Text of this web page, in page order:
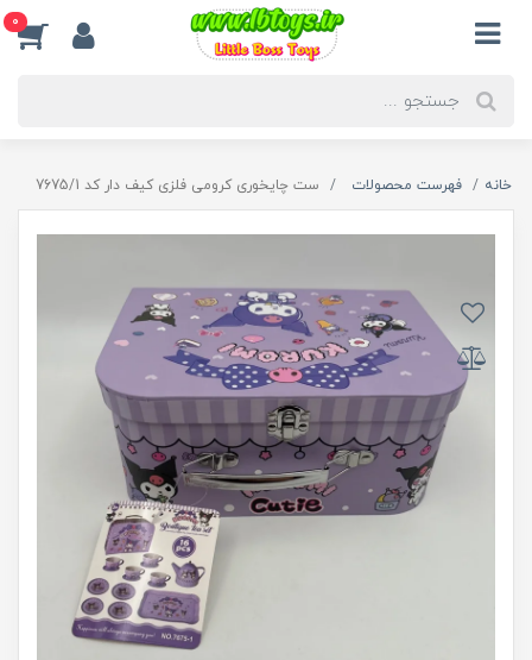
0
خانه فهرست محصولات ست چایخوری کرومی فلزی کیف دار کد 7675/1